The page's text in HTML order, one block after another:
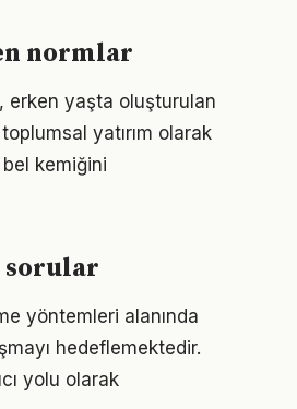
normlar
erken yaşta oluşturulan
yatırım olarak
kemiğini
sorular
yöntemleri alanında
hedeflemektedir.
yolu olarak